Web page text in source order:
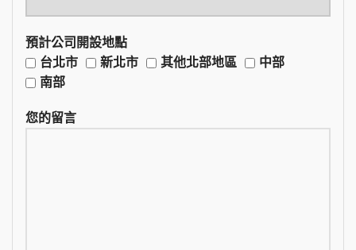
預計公司開設地點
台北市
新北市 其他北部地區
中部
南部
您的留言